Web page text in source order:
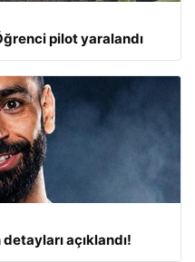
pilot yaralandı
açıklandı!